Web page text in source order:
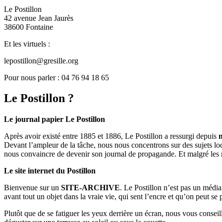
Le Postillon
42 avenue Jean Jaurès
38600 Fontaine
Et les virtuels :
lepostillon@gresille.org
Pour nous parler : 04 76 94 18 65
Le Postillon ?
Le journal papier Le Postillon
Après avoir existé entre 1885 et 1886, Le Postillon a ressurgi depuis
Devant l’ampleur de la tâche, nous nous concentrons sur des sujets
nous convaincre de devenir son journal de propagande. Et malgré
Le site internet du Postillon
Bienvenue sur un SITE-ARCHIVE. Le Postillon n’est pas un
avant tout un objet dans la vraie vie, qui sent l’encre et qu’on peut se
Plutôt que de se fatiguer les yeux derrière un écran, nous vous